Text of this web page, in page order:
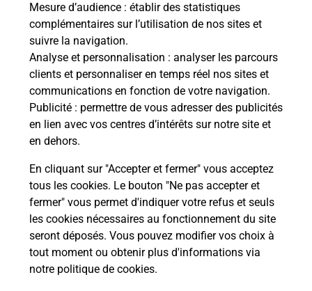
Mesure d’audience : établir des statistiques
complémentaires sur l’utilisation de nos sites et
suivre la navigation.
Analyse et personnalisation : analyser les parcours
clients et personnaliser en temps réel nos sites et
communications en fonction de votre navigation.
Publicité : permettre de vous adresser des publicités
en lien avec vos centres d’intérêts sur notre site et
en dehors.
En cliquant sur "Accepter et fermer" vous acceptez
tous les cookies. Le bouton "Ne pas accepter et
fermer" vous permet d'indiquer votre refus et seuls
les cookies nécessaires au fonctionnement du site
seront déposés. Vous pouvez modifier vos choix à
tout moment ou obtenir plus d'informations via
notre politique de cookies.
S'inscrire au code de la route
Vous cherchez à passer votre code de la route auto
ou moto dans la commune Chateaugiron ?
Découvrez toutes nos solutions.
En savoir plus
Localiser Liste
Liste - téléassistance
Ille-et-Vilaine - téléassistance
Chateaugiron - téléassistance